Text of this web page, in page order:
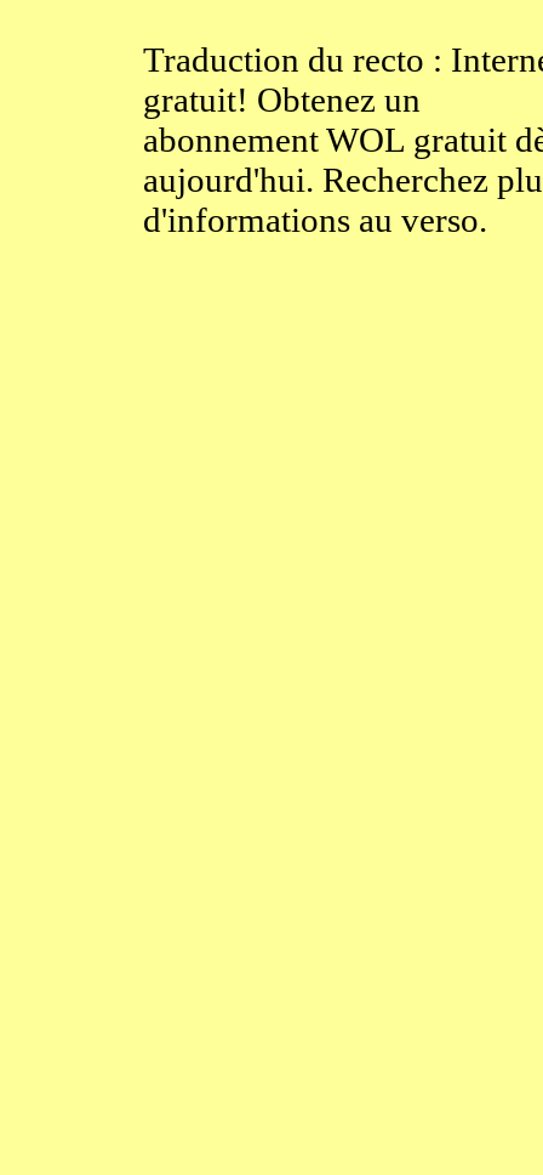
Traduction du recto :
gratuit! Obtenez un
abonnement WOL gratuit
aujourd'hui. Recherchez
d'informations au verso.